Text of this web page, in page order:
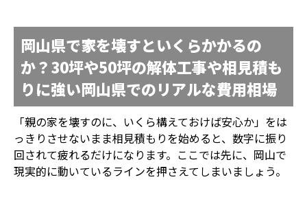
岡山県で家を壊すといくらかかるの
か？30坪や50坪の解体工事や相見積も
りに強い岡山県でのリアルな費用相場
「親の家を壊すのに、いくら構えておけば安心か」をは
っきりさせないまま相見積もりを始めると、数字に振り
回されて疲れるだけになります。ここでは先に、岡山で
現実的に動いているラインを押さえてしまいましょう。